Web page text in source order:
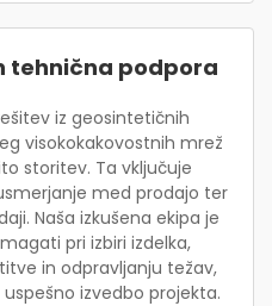
tehnična podpora
iz geosintetičnih
visokokakovostnih mrež
storitev. Ta vključuje
med prodajo ter
Naša izkušena ekipa je
pri izbiri izdelka,
in odpravljanju težav,
izvedbo projekta.